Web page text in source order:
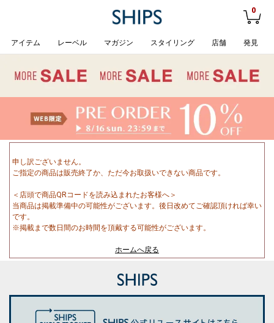
0
アイテム レーベル マガジン スタイリング 店舗 発見
申し訳ございません。
ご指定の商品は販売終了か、ただ今お取扱いできない商品です。
＜店頭で商品QRコードを読み込まれたお客様へ＞
当商品は掲載準備中の可能性がございます。後日改めてご確認頂ければ幸い
です。
※掲載まで数日間のお時間を頂戴する可能性がございます。
ホームへ戻る